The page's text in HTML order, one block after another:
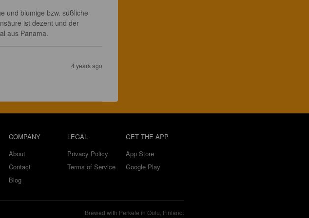
und blumige bzw. süßliche
ist dezent und der
aus Panama.
4 years ago
COMPANY
About
Contact
Blog
LEGAL
Privacy Policy
Terms of Service
GET THE APP
App Store
Google Play
Brewed with Perkele in Oulu, Finland.